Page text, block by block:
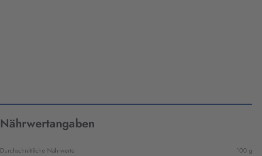
Nährwertangaben
Durchschnittliche Nährwerte 100 g